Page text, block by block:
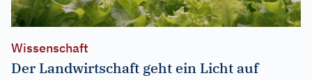
Wissenschaft
Der Landwirtschaft geht ein Licht auf